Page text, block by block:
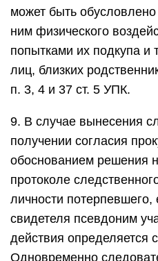
может быть
ним физического
попытками их подкупа и
лиц, близких
п. 3, 4 и 37 ст. 5 УПК.
9. В случае вынесения
получении согласия
обоснованием решения
протоколе
личности потерпевшего,
свидетеля псевдоним
действия определяется
Одновременно